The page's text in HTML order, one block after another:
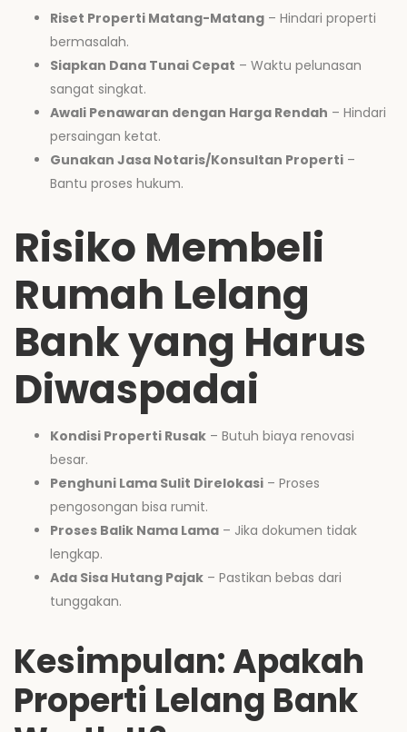
Riset Properti Matang-Matang – Hindari properti
bermasalah.
Siapkan Dana Tunai Cepat – Waktu pelunasan
sangat singkat.
Awali Penawaran dengan Harga Rendah – Hindari
persaingan ketat.
Gunakan Jasa Notaris/Konsultan Properti –
Bantu proses hukum.
Risiko Membeli
Rumah Lelang
Bank yang Harus
Diwaspadai
Kondisi Properti Rusak – Butuh biaya renovasi
besar.
Penghuni Lama Sulit Direlokasi – Proses
pengosongan bisa rumit.
Proses Balik Nama Lama – Jika dokumen tidak
lengkap.
Ada Sisa Hutang Pajak – Pastikan bebas dari
tunggakan.
Kesimpulan: Apakah
Properti Lelang Bank